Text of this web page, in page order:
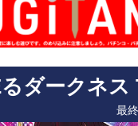
TRANCE
最